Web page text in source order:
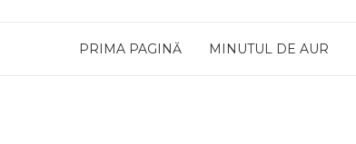
PRIMA PAGINĂ MINUTUL DE AUR